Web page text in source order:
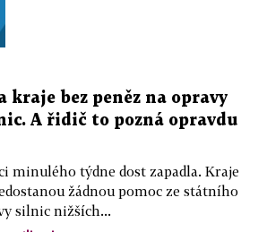
kraje bez peněz na opravy
A řidič to pozná opravdu
minulého týdne dost zapadla. Kraje
žádnou pomoc ze státního
silnic nižších...